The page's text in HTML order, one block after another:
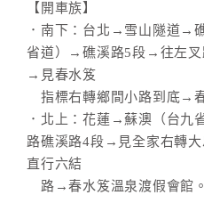
【開車族】
．南下：台北→雪山隧道→
省道）→礁溪路5段→往左
→見春水笈
指標右轉鄉間小路到底→
．北上：花蓮→蘇澳（台
路礁溪路4段→見全家右轉
直行六結
路→春水笈溫泉渡假會館。